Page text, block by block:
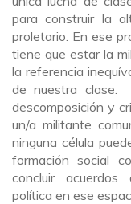
para construir la
proletario. En ese
tiene que estar la
la referencia
de nuestra clase.
descomposición y
un/a militante
ninguna célula
formación social
concluir acuerdos
política en ese